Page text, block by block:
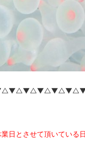
日とさせて頂いている